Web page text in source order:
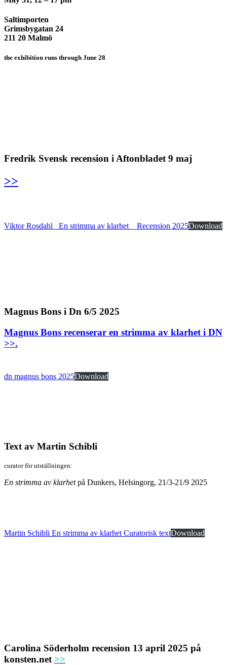
Saltimporten
Grimsbygatan 24
211 20 Malmö
the exhibition runs through June 28
Fredrik Svensk recension i Aftonbladet 9 maj
>>
Viktor Rosdahl_ En strimma av klarhet _ Recension 2025Download
Magnus Bons i Dn 6/5 2025
Magnus Bons recenserar en strimma av klarhet i DN
>>.
dn magnus bons 2025Download
Text av Martin Schibli
curator för utställningen:
En strimma av klarhetpå Dunkers, Helsingorg, 21/3-21/9 2025
Martin Schibli En strimma av klarhet Curatorisk textDownload
Carolina Söderholm recension 13 april 2025 på
konsten.net >>